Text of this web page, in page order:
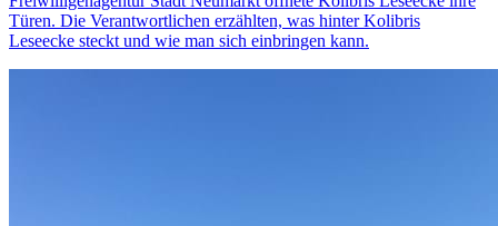
Türen. Die Verantwortlichen erzählten, was hinter Kolibris
Leseecke steckt und wie man sich einbringen kann.